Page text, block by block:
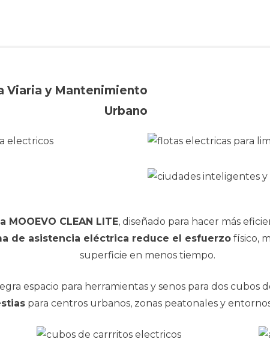
Viaria y Mantenimiento
Urbano
CLEAN LITE, diseñado para hacer más
de asistencia eléctrica reduce el esfuerzo físico,
superficie en menos tiempo.
espacio para herramientas y senos para dos cubos
para centros urbanos, zonas peatonales y